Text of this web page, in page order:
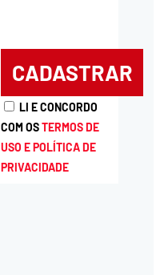
LI E CONCORDO
COM OSTERMOS DE
USO E POLÍTICA DE
PRIVACIDADE